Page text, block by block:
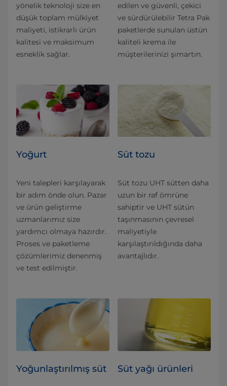
yönelik teknoloji size en
düşük toplam mülkiyet
maliyeti, istikrarlı ürün
kalitesi ve maksimum
esneklik sağlar.
edilen ve güvenli, çekici
ve sürdürülebilir Tetra Pak
paketlerde sunulan üstün
kaliteli krema ile
müşterilerinizi şımartın.
Yoğurt
Yeni talepleri karşılayarak
bir adım önde olun. Pazar
ve ürün geliştirme
uzmanlarımız size
yardımcı olmaya hazırdır.
Proses ve paketleme
çözümlerimiz denenmiş
ve test edilmiştir.
Süt tozu
Süt tozu UHT sütten daha
uzun bir raf ömrüne
sahiptir ve UHT sütün
taşınmasının çevresel
maliyetiyle
karşılaştırıldığında daha
avantajlıdır.
Yoğunlaştırılmış süt Süt yağı ürünleri